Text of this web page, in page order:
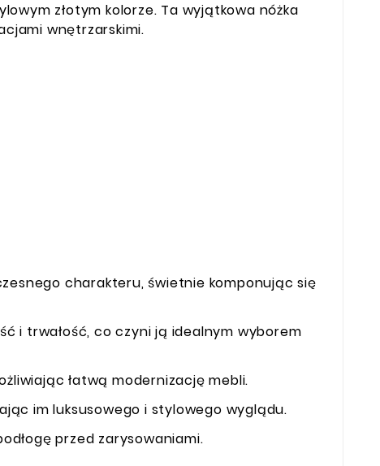
złotym kolorze. Ta wyjątkowa nóżka
wnętrzarskimi.
charakteru, świetnie komponując się
i trwałość, co czyni ją idealnym wyborem
łatwą modernizację mebli.
im luksusowego i stylowego wyglądu.
przed zarysowaniami.